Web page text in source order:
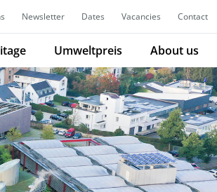
Newsletter Dates Vacancies Contact
Umweltpreis About us